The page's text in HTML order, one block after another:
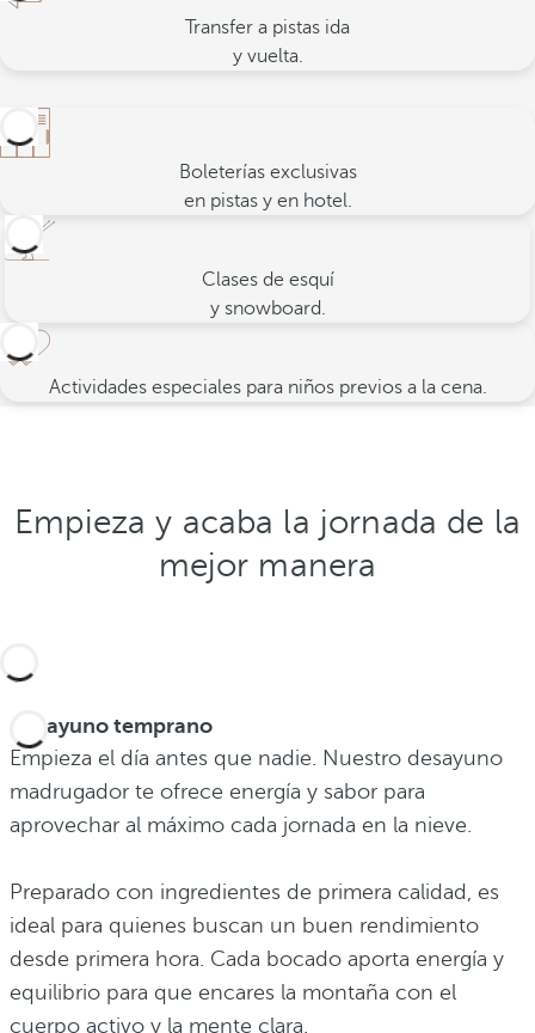
Transfer a pistas ida
y vuelta.
Boleterías exclusivas
en pistas y en hotel.
Clases de esquí
y snowboard.
Actividades especiales para niños previos a la cena.
Empieza y acaba la jornada de la
mejor manera
Desayuno temprano
Empieza el día antes que nadie. Nuestro desayuno
madrugador te ofrece energía y sabor para
aprovechar al máximo cada jornada en la nieve.
Preparado con ingredientes de primera calidad, es
ideal para quienes buscan un buen rendimiento
desde primera hora. Cada bocado aporta energía y
equilibrio para que encares la montaña con el
cuerpo activo y la mente clara.